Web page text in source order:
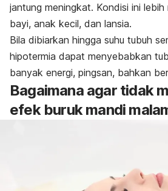
jantung meningkat. Kondisi ini
bayi, anak kecil, dan lansia.
Bila dibiarkan hingga suhu tubuh
hipotermia dapat menyebabkan
banyak energi, pingsan, bahkan
Bagaimana agar tidak
efek buruk mandi